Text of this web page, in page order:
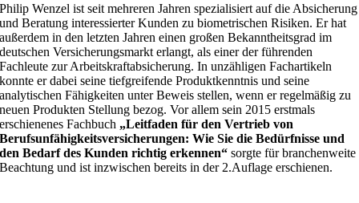
Philip Wenzel ist seit mehreren Jahren spezialisiert auf die Absicherung
und Beratung interessierter Kunden zu biometrischen Risiken. Er hat
außerdem in den letzten Jahren einen großen Bekanntheitsgrad im
deutschen Versicherungsmarkt erlangt, als einer der führenden
Fachleute zur Arbeitskraftabsicherung. In unzähligen Fachartikeln
konnte er dabei seine tiefgreifende Produktkenntnis und seine
analytischen Fähigkeiten unter Beweis stellen, wenn er regelmäßig zu
neuen Produkten Stellung bezog. Vor allem sein 2015 erstmals
erschienenes Fachbuch „Leitfaden für den Vertrieb von
Berufsunfähigkeitsversicherungen: Wie Sie die Bedürfnisse und
den Bedarf des Kunden richtig erkennen“ sorgte für branchenweite
Beachtung und ist inzwischen bereits in der 2.Auflage erschienen.